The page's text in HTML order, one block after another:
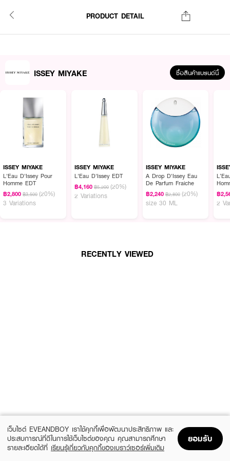
PRODUCT DETAIL
ISSEY MIYAKE ซื้อสินค้าแบรนด์นี้
ISSEY MIYAKE
L'Eau D'Issey Pour
Homme EDT
฿2,800 ฿3,500 (20%)
3 Variations
ISSEY MIYAKE
L'Eau D'Issey EDT
฿4,160 ฿5,200 (20%)
2 Variations
ISSEY MIYAKE
A Drop D'Issey Eau
De Parfum Fraiche
฿2,240 ฿2,800 (20%)
size 30 ML
EDT
฿
2
RECENTLY VIEWED
เว็บไซต์ EVEANDBOY เราใช้คุกกี้เพื่อพัฒนาประสิทธิภาพ และ
ประสบการณ์ที่ดีในการใช้เว็บไซต์ของคุณ คุณสามารถศึกษา
รายละเอียดได้ที่ เรียนรู้เกี่ยวกับคุกกี้ของเบราว์เซอร์เพิ่มเติม
ยอมรับ